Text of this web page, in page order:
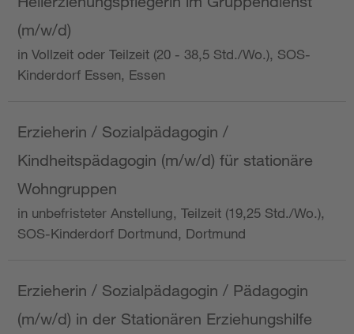
(m/w/d)
in Vollzeit oder Teilzeit (20 - 38,5 Std./Wo.), SOS-
Kinderdorf Essen, Essen
Erzieherin / Sozialpädagogin /
Kindheitspädagogin (m/w/d) für stationäre
Wohngruppen
in unbefristeter Anstellung, Teilzeit (19,25 Std./Wo.),
SOS-Kinderdorf Dortmund, Dortmund
Erzieherin / Sozialpädagogin / Pädagogin
(m/w/d) in der Stationären Erziehungshilfe